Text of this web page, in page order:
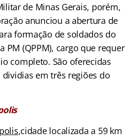
de Minas Gerais, porém,
anunciou a abertura de
formação de soldados do
PM (QPPM), cargo que requer
completo. São oferecidas
dividias em três regiões do
,cidade localizada a 59 km